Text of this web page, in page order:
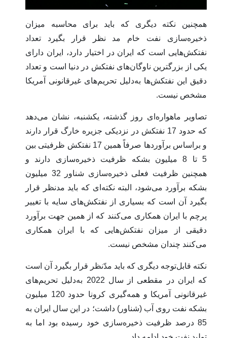
همچنین نکته دیگری که باید برای محاسبه میزان
ذخیره‌سازی نفت خام مد نظر قرار بگیرد تعداد
نفتکش‌هایی است که ایران در اختیار دارد، ایران دارای
یکی از بزرگترین ناوگان‌های نفتکش در دنیا است و تعداد
دقیق این نفتکش‌ها به‌دلیل تحریم‌های غیرقانونی آمریکا
مشخص نیست.
تصاویر ماهواره‌ای روز گذشته، یکشنبه، نشان می‌دهد
که حدود 17 نفتکش در نزدیکی جزیره خارگ قرار دارند
و براساس برآوردها صرفاً همین 17 نفتکش ظرفیتی بین
5 تا 8 میلیون بشکه ظرفیت ذخیره‌سازی دارند و
همچنین ظرفیت فعلی ذخیره‌سازی شناور 32 میلیون
بشکه برآورد می‌شود، البته نکته‌ای که باید مدنظر قرار
بگیرد آن است که بسیاری از نفتکش‌های سایه با تغییر
پرچم با ایران همکاری می‌کنند که از همین جهت برآورد
دقیقی از میزان نفتکش‌هایی که با ایران همکاری
می‌کنند چندان مشخص نیست.
نکته قابل‌توجه دیگری که باید مدّنظر قرار بگیرد آن است
که ایران در مقطعی از سال 2022 به‌دلیل تحریم‌های
غیرقانونی آمریکا و همه‌گیری کرونا حدود 120 میلیون
بشکه نفت روی آب (شناور) داشت؛ در این سال ایران به
85 درصد ظرفیت ذخیره‌سازی خود رسیده بود اما به